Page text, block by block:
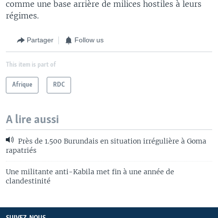
comme une base arrière de milices hostiles à leurs
régimes.
Partager Follow us
This item is part of
Afrique RDC
A lire aussi
Près de 1.500 Burundais en situation irrégulière à Goma
rapatriés
Une militante anti-Kabila met fin à une année de
clandestinité